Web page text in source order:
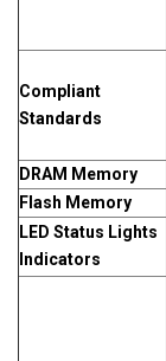
Compliant
Standards
DRAM Memory
Flash Memory
LED Status Lights
Indicators